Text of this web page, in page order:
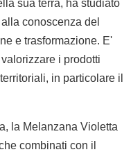
sua terra, ha studiato
conoscenza del
e trasformazione. E'
i prodotti
in particolare il
la Melanzana Violetta
combinati con il